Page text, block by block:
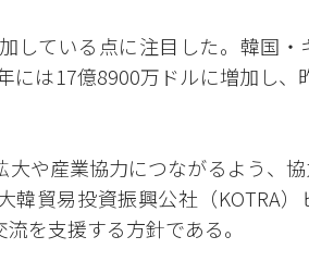
している点に注目した。韓国・
には17億8900万ドルに増加し、
や産業協力につながるよう、
韓貿易投資振興公社（KOTRA
を支援する方針である。